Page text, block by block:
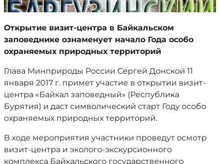
Открытие визит-центра в Байкальском
заповеднике ознаменует начало Года особо
охраняемых природных территорий
Глава Минприроды России Сергей Донской 11
января 2017 г. примет участие в открытии визит-
центра «Байкал заповедный» (Республика
Бурятия) и даст символический старт Году особо
охраняемых природных территорий.
В ходе мероприятия участники проведут осмотр
визит-центра и эколого-экскурсионного
комплекса Байкальского государственного